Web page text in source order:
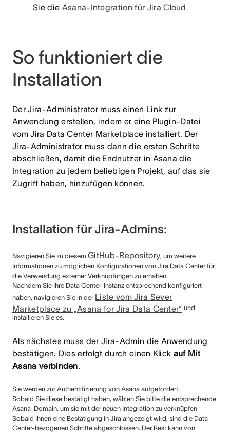
Sie die Asana-Integration für Jira Cloud
So funktioniert die
Installation
Der Jira-Administrator muss einen Link zur
Anwendung erstellen, indem er eine Plugin-Datei
vom Jira Data Center Marketplace installiert. Der
Jira-Administrator muss dann die ersten Schritte
abschließen, damit die Endnutzer in Asana die
Integration zu jedem beliebigen Projekt, auf das sie
Zugriff haben, hinzufügen können.
Installation für Jira-Admins:
Navigieren Sie zu diesem GitHub-Repository, um weitere
Informationen zu möglichen Konfigurationen von Jira Data Center für
die Verwendung externer Verknüpfungen zu erhalten.
Nachdem Sie Ihre Data Center-Instanz entsprechend konfiguriert
haben, navigieren Sie in der Liste vom Jira Sever
Marketplace zu „Asana for Jira Data Center“ und
installieren Sie es.
Als nächstes muss der Jira-Admin die Anwendung
bestätigen. Dies erfolgt durch einen Klick auf Mit
Asana verbinden.
Sie werden zur Authentifizierung von Asana aufgefordert.
Sobald Sie diese bestätigt haben, wählen Sie bitte die entsprechende
Asana-Domain, um sie mit der neuen Integration zu verknüpfen
Sobald Ihnen eine Bestätigung in Jira angezeigt wird, sind die Data
Center-bezogenen Schritte abgeschlossen. Der Rest kann von